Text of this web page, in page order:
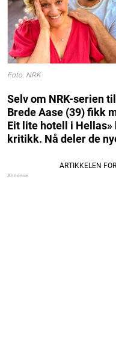
Foto: NRK
Selv om NRK-serien
Brede Aase (39) fikk
Eit lite hotell i Hellas»
kritikk. Nå deler de